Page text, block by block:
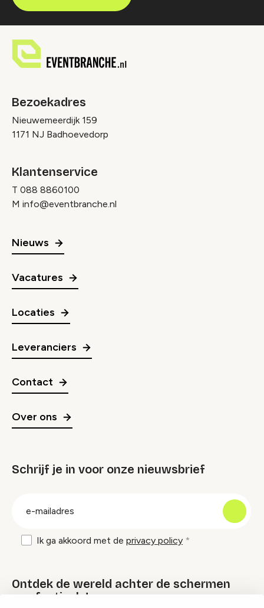
Bezoekadres
Nieuwemeerdijk 159
1171 NJ Badhoevedorp
Klantenservice
T 088 8860100
M info@eventbranche.nl
Nieuws
Vacatures
Locaties
Leveranciers
Contact
Over ons
Schrijf je in voor onze nieuwsbrief
Ik ga akkoord met de privacy policy
Ontdek de wereld achter de schermen
van festivals!